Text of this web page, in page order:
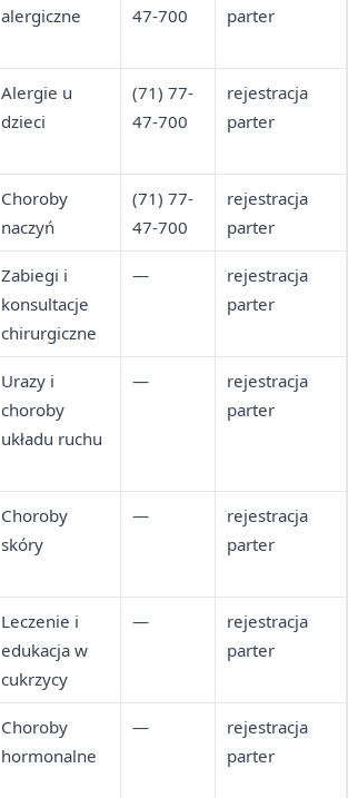
alergiczne
47-700
parter
Alergie u
dzieci
(71) 77-
47-700
rejestracja
parter
Choroby
naczyń
(71) 77-
47-700
rejestracja
parter
Zabiegi i
konsultacje
chirurgiczne
—
rejestracja
parter
Urazy i
choroby
układu ruchu
—
rejestracja
parter
Choroby
skóry
—
rejestracja
parter
Leczenie i
edukacja w
cukrzycy
—
rejestracja
parter
Choroby
hormonalne
—
rejestracja
parter